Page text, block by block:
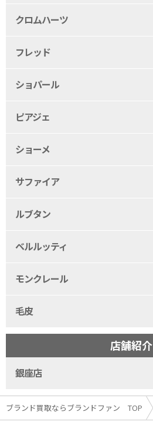
ブランド買取ならブランドファン TOP
クロムハーツ
フレッド
ショパール
ピアジェ
ショーメ
サファイア
ルブタン
ベルルッティ
モンクレール
毛皮
店舗紹介
銀座店